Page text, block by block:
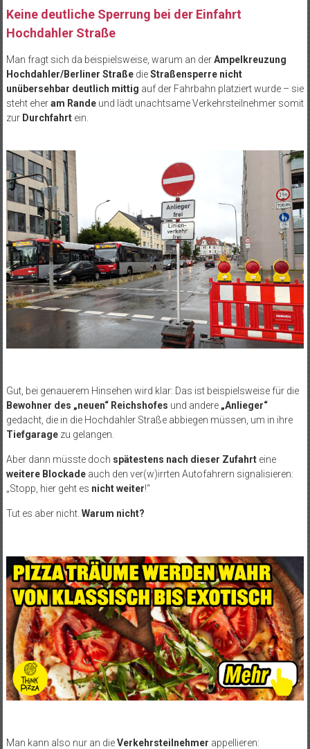
Keine deutliche Sperrung bei der Einfahrt
Hochdahler Straße
Man fragt sich da beispielsweise, warum an derAmpelkreuzung
Hochdahler/Berliner StraßedieStraßensperre nicht
unübersehbar deutlich mittig auf der Fahrbahn platziert wurde – sie
steht eheram Randeund lädt unachtsame Verkehrsteilnehmer somit
zur Durchfahrtein.
Gut, bei genauerem Hinsehen wird klar: Das ist beispielsweise für die
Bewohner des „neuen“ Reichshofes und andere „Anlieger“
gedacht, die in die Hochdahler Straße abbiegen müssen, um in ihre
Tiefgaragezu gelangen.
Aber dann müsste doch spätestens nach dieser Zufahrteine
weitere Blockadeauch den ver(w)irrten Autofahrern signalisieren:
„Stopp, hier geht es nicht weiter!“
Tut es aber nicht. Warum nicht?
Man kann also nur an dieVerkehrsteilnehmer appellieren: